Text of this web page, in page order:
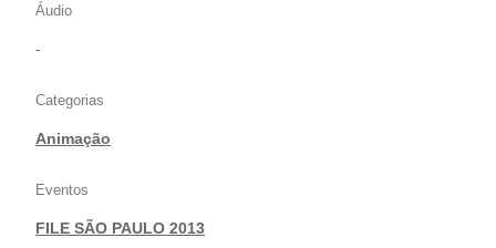
Áudio
-
Categorias
Animação
Eventos
FILE SÃO PAULO 2013